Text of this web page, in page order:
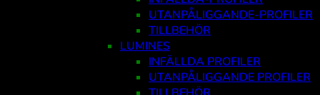
UTANPÅLIGGANDE-PROFILER
TILLBEHÖR
LUMINES
INFÄLLDA PROFILER
UTANPÅLIGGANDE PROFILER